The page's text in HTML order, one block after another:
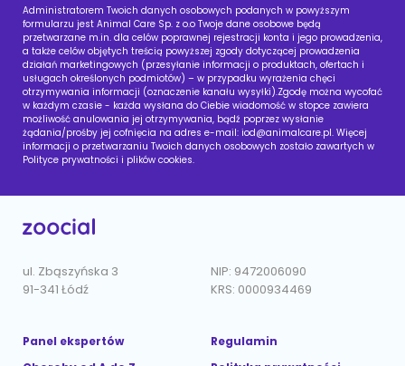
Administratorem Twoich danych osobowych podanych w powyższym
formularzu jest Animal Care Sp. z o.o Twoje dane osobowe będą
przetwarzane m.in. dla celów poprawnej rejestracji konta i jego prowadzenia,
a także celów objętych treścią powyższej zgody dotyczącej prowadzenia
działań marketingowych (przesyłanie informacji o produktach, ofertach i
usługach określonych podmiotów) – w przypadku wyrażenia chęci
otrzymywania informacji (oznaczenie kanału wysyłki).Zgodę można wycofać
w każdym czasie - każda wysłana do Ciebie wiadomość w stopce zawiera
możliwość anulowania jej otrzymywania, bądź poprzez wysłanie
żądania/prośby jej cofnięcia na adres e-mail: iod@animalcare.pl. Więcej
informacji o przetwarzaniu Twoich danych osobowych zostało zawartych w
Polityce prywatności i plików cookies.
ul. Zbąszyńska 3
91-341 Łódź
NIP: 9472006090
KRS: 0000934469
Panel ekspertów
Regulamin